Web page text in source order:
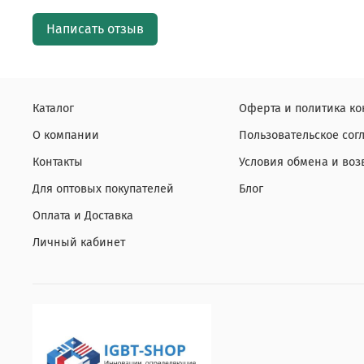
Написать отзыв
Каталог
О компании
Контакты
Для оптовых покупателей
Оплата и Доставка
Личный кабинет
Оферта и политика
Пользовательское
Условия обмена и
Блог